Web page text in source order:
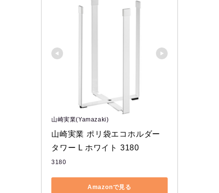
山崎実業(Yamazaki)
山崎実業 ポリ袋エコホルダー
タワー L ホワイト 3180
3180
Amazonで見る